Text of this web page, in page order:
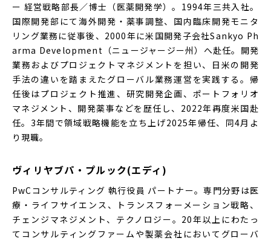
ー 経営戦略部長／博士（医薬開発学）。1994年三共入社。
国際開発部にて海外開発・薬事調整、国内臨床開発モニタ
リング業務に従事後、2000年に米国開発子会社Sankyo Ph
arma Development（ニュージャージー州）へ赴任。開発
業務およびプロジェクトマネジメントを担い、日米の開発
手法の違いを踏まえたグローバル業務運営を実践する。帰
任後はプロジェクト推進、研究開発企画、ポートフォリオ
マネジメント、開発薬事などを歴任し、2022年再度米国赴
任。3年間で領域戦略機能を立ち上げ2025年帰任、同4月よ
り現職。
ヴィリヤブパ・プルック(エディ)
PwCコンサルティング 執行役員 パートナー。専門分野は医
療・ライフサイエンス、トランスフォーメーション戦略、
チェンジマネジメント、テクノロジー。20年以上にわたっ
てコンサルティングファームや製薬会社においてグローバ